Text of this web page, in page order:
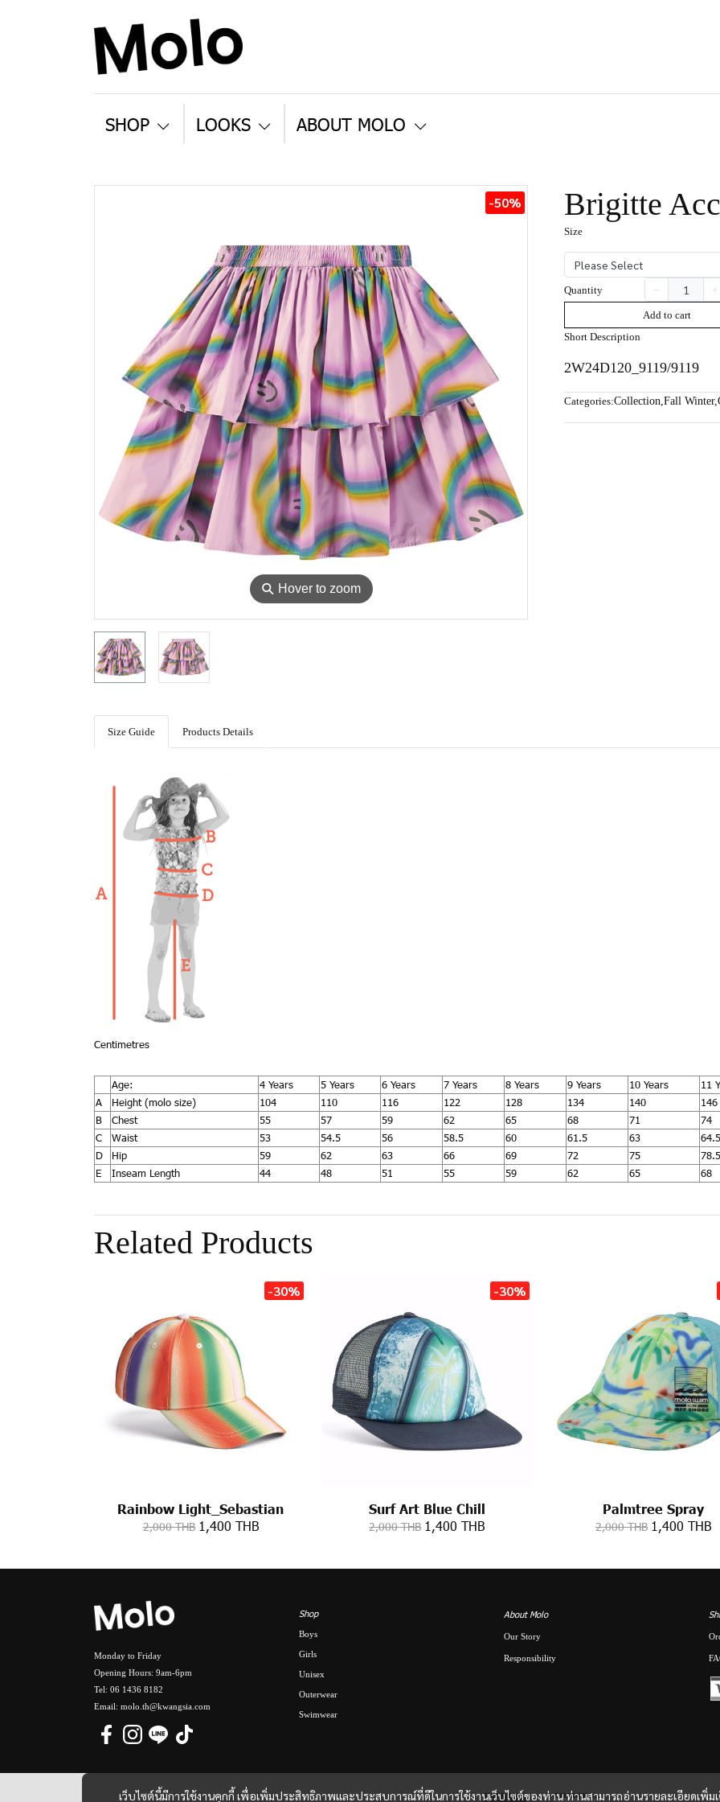
SHOP LOOKS ABOUT MOLO
⚲ Hover to zoom
-50% Brigitte
Size
Please Select
Quantity
Add to cart
Short Description
2W24D120_9119/9119
Categories:Collection,Fall Winter,
Size Guide Products Details
Centimetres
Age: 4 Years 5 Years 6 Years 7 Years 8 Years 9 Years 10 Years 11
A
Height (molo size) 104 110 116 122 128 134 140 146
B
Chest 55 57 59 62 65 68 71 74
C
Waist 53 54.5 56 58.5 60 61.5 63 64.5
D
Hip 59 62 63 66 69 72 75 78.5
E
Inseam Length 44 48 51 55 59 62 65 68
Related Products
-30%
Rainbow Light_Sebastian
2,000 THB 1,400 THB
-30%
Surf Art Blue Chill
2,000 THB 1,400 THB
Palmtree Spray
2,000 THB 1,400 THB
เว็บไซต์นี้มีการใช้งานคุกกี้ เพื่อเพิ่มประสิทธิภาพและประสบการณ์ที่ดีในการใช้งานเว็บไซต์ของท่าน ท่านสามารถอ่านรายละเอียดเพิ่ม
Monday to Friday
Opening Hours: 9am-6pm
Tel: 06 1436 8182
Email: molo.th@kwangsia.com
Shop
Boys
Girls
Unisex
Outerwear
Swimwear
About Molo
Our Story
Responsibility